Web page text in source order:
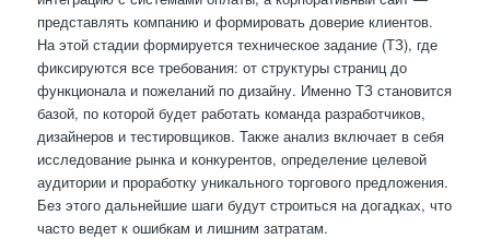
представлять компанию и формировать доверие клиентов.
На этой стадии формируется техническое задание (ТЗ), где
фиксируются все требования: от структуры страниц до
функционала и пожеланий по дизайну. Именно ТЗ становится
базой, по которой будет работать команда разработчиков,
дизайнеров и тестировщиков. Также анализ включает в себя
исследование рынка и конкурентов, определение целевой
аудитории и проработку уникального торгового предложения.
Без этого дальнейшие шаги будут строиться на догадках, что
часто ведет к ошибкам и лишним затратам.